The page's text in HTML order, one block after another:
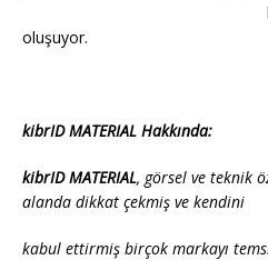
oluşuyor.
kibrID MATERIAL Hakkında:
kibrID MATERIAL, görsel ve teknik
alanda dikkat çekmiş ve kendini
kabul ettirmiş birçok markayı